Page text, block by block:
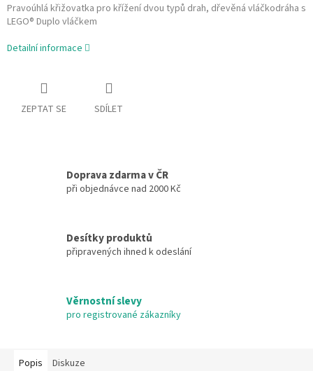
Pravoúhlá křižovatka pro křížení dvou typů drah, dřevěná vláčkodráha s
LEGO® Duplo vláčkem
Detailní informace
ZEPTAT SE SDÍLET
Doprava zdarma v ČR
při objednávce nad 2000 Kč
Desítky produktů
připravených ihned k odeslání
Věrnostní slevy
pro registrované zákazníky
Popis Diskuze